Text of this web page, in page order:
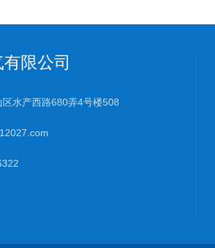
有限公司
水产西路680弄4号楼508